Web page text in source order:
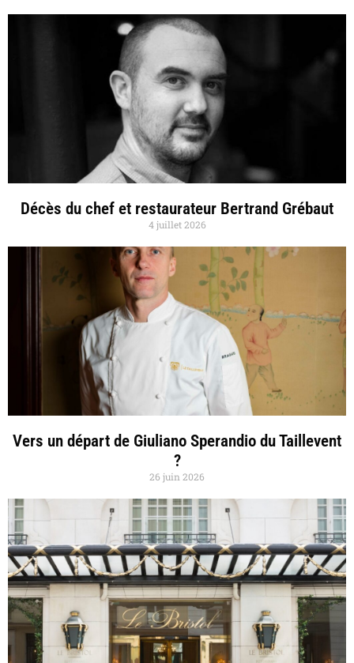
Décès du chef et restaurateur Bertrand Grébaut
4 juillet 2026
Vers un départ de Giuliano Sperandio du Taillevent
?
26 juin 2026